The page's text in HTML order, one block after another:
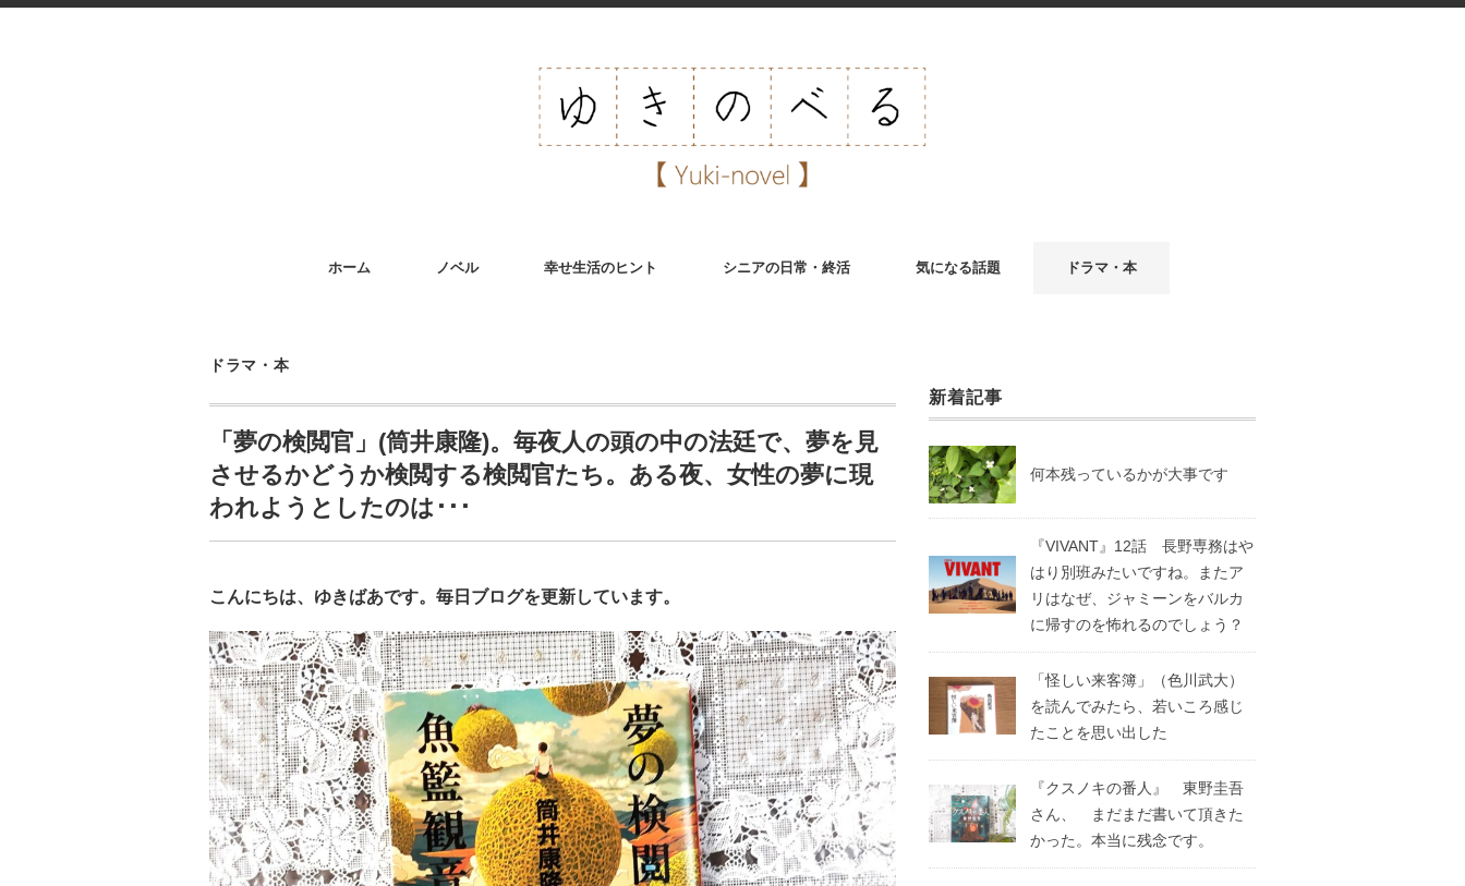
ホーム ノベル 幸せ生活のヒント シニアの日常・終活 気になる話題 ドラマ・本
ドラマ・本
「夢の検閲官」(筒井康隆)。毎夜人の頭の中の法廷で、夢を見
させるかどうか検閲する検閲官たち。ある夜、女性の夢に現
われようとしたのは･･･
こんにちは、ゆきばあです。毎日ブログを更新しています。
新着記事
何本残っているかが大事です
『VIVANT』12話 長野専務はや
はり別班みたいですね。またア
リはなぜ、ジャミーンをバルカ
に帰すのを怖れるのでしょう？
「怪しい来客簿」（色川武大）
を読んでみたら、若いころ感じ
たことを思い出した
『クスノキの番人』 東野圭吾
さん、 まだまだ書いて頂きた
かった。本当に残念です。